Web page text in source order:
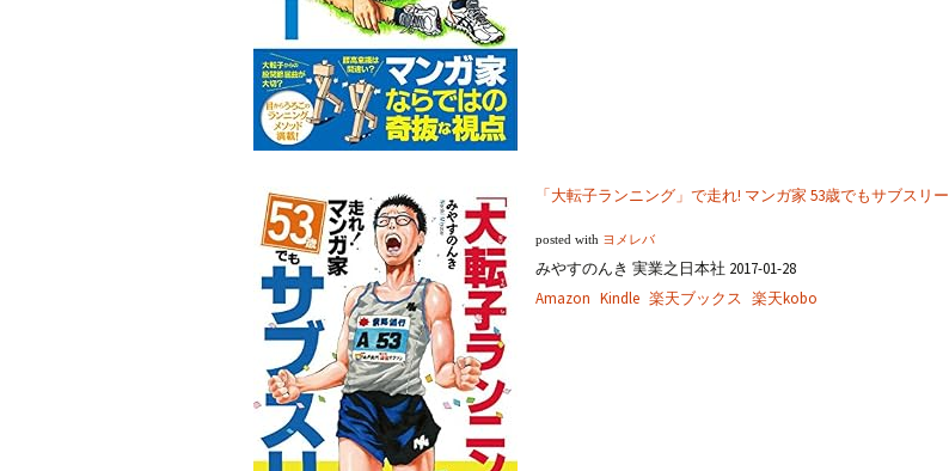
「大転子ランニング」で走れ! マンガ家 53歳でもサブスリー
posted with ヨメレバ
みやすのんき 実業之日本社 2017-01-28
Amazon Kindle 楽天ブックス 楽天kobo